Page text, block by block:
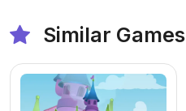
Similar Games